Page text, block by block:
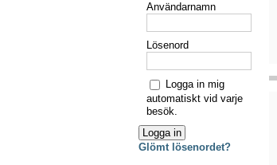
Användarnamn
Lösenord
Logga in mig
automatiskt vid varje
besök.
Glömt lösenordet?